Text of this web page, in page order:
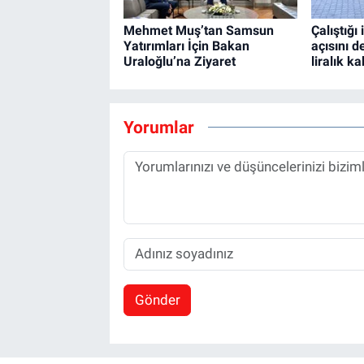
Mehmet Muş’tan Samsun
Yatırımları İçin Bakan
Uraloğlu’na Ziyaret
açısını
liralık
Yorumlar
Gönder